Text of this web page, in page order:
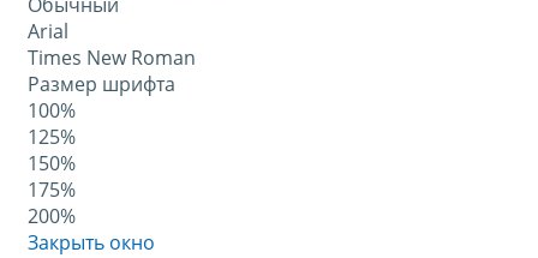
Обычный
Arial
Times New Roman
Размер шрифта
100%
125%
150%
175%
200%
Закрыть окно